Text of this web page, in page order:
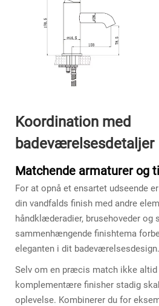
Koordination med
badeværelsesdetaljer
Matchende armaturer og
For at opnå et ensartet udseende
din vandfalds finish med andre
håndklæderadier, brusehoveder og
sammenhængende finishtema
eleganten i dit badeværelsesdesign.
Selv om en præcis match ikke altid
komplementære finisher stadig
oplevelse. Kombinerer du for